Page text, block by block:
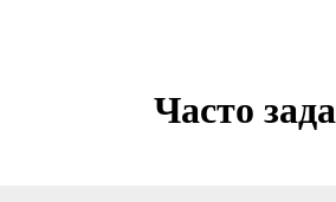
Часто